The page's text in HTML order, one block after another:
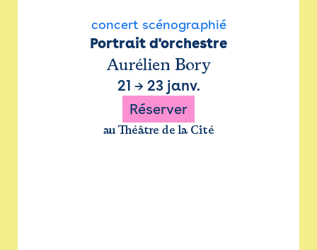
concert scénographié
Portrait d'orchestre
Aurélien Bory
21 → 23 janv.
Réserver
au Théâtre de la Cité